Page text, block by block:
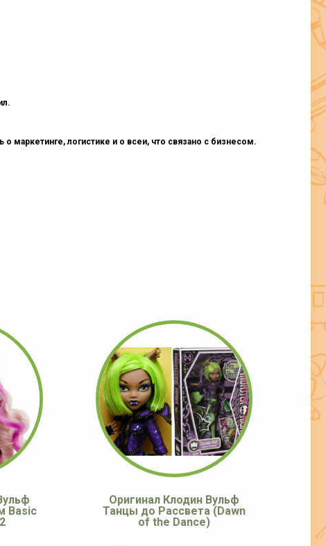
логистике и о всеи, что связано с бизнесом.
Basic
Оригинал Клодин Вульф
Танцы до Рассвета (Dawn
of the Dance)